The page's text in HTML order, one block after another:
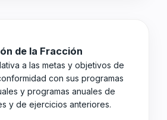
de la Fracción
a las metas y objetivos de
con sus programas
y programas anuales de
y de ejercicios anteriores.